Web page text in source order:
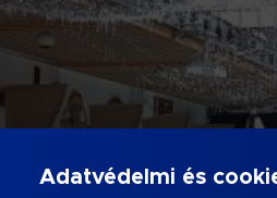
Adatvédelmi és